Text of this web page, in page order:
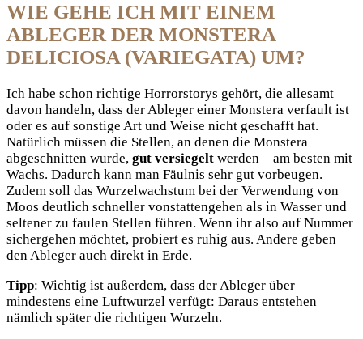
WIE GEHE ICH MIT EINEM
ABLEGER DER MONSTERA
DELICIOSA (VARIEGATA) UM?
Ich habe schon richtige Horrorstorys gehört, die allesamt
davon handeln, dass der Ableger einer Monstera verfault ist
oder es auf sonstige Art und Weise nicht geschafft hat.
Natürlich müssen die Stellen, an denen die Monstera
abgeschnitten wurde, gut versiegelt werden – am besten mit
Wachs. Dadurch kann man Fäulnis sehr gut vorbeugen.
Zudem soll das Wurzelwachstum bei der Verwendung von
Moos deutlich schneller vonstattengehen als in Wasser und
seltener zu faulen Stellen führen. Wenn ihr also auf Nummer
sichergehen möchtet, probiert es ruhig aus. Andere geben
den Ableger auch direkt in Erde.
Tipp: Wichtig ist außerdem, dass der Ableger über
mindestens eine Luftwurzel verfügt: Daraus entstehen
nämlich später die richtigen Wurzeln.